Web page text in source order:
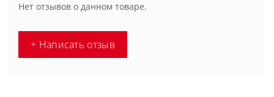
Нет отзывов о данном товаре.
+ Написать отзыв